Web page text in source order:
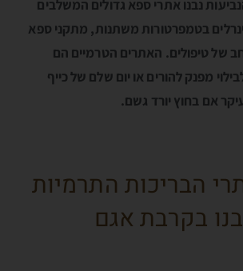
נבנו אתרי ספא גדולים המשלבים
בטמפרטורות משתנות, מתקני ספא
של טיפולים. האתרים הטרמיים הם
מפנק להורים או יום שלם של כייף
אם בחוץ יורד גשם.
4 אתרי הבריכות התרמיות
בקרבת אגם